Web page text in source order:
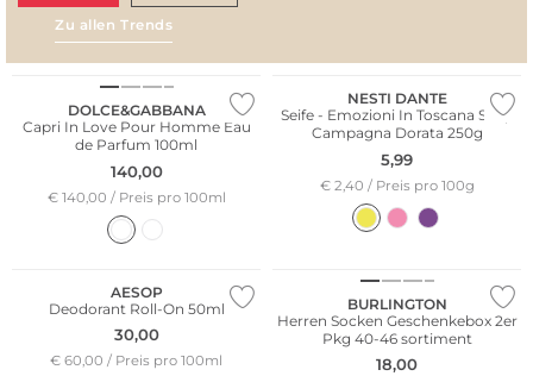
Zu allen Trends
DOLCE&GABBANA
Capri In Love Pour Homme Eau
de Parfum 100ml
140,00
€ 140,00 / Preis pro 100ml
NESTI DANTE
Seife - Emozioni In Toscana Soap
Campagna Dorata 250g
5,99
€ 2,40 / Preis pro 100g
AESOP
Deodorant Roll-On 50ml
30,00
€ 60,00 / Preis pro 100ml
BURLINGTON
Herren Socken Geschenkebox 2er
Pkg 40-46 sortiment
18,00